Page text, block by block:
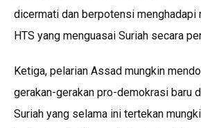
dicermati dan berpotensi
HTS yang menguasai Suriah secara
Ketiga, pelarian Assad mungkin
gerakan-gerakan pro-demokrasi baru
Suriah yang selama ini tertekan